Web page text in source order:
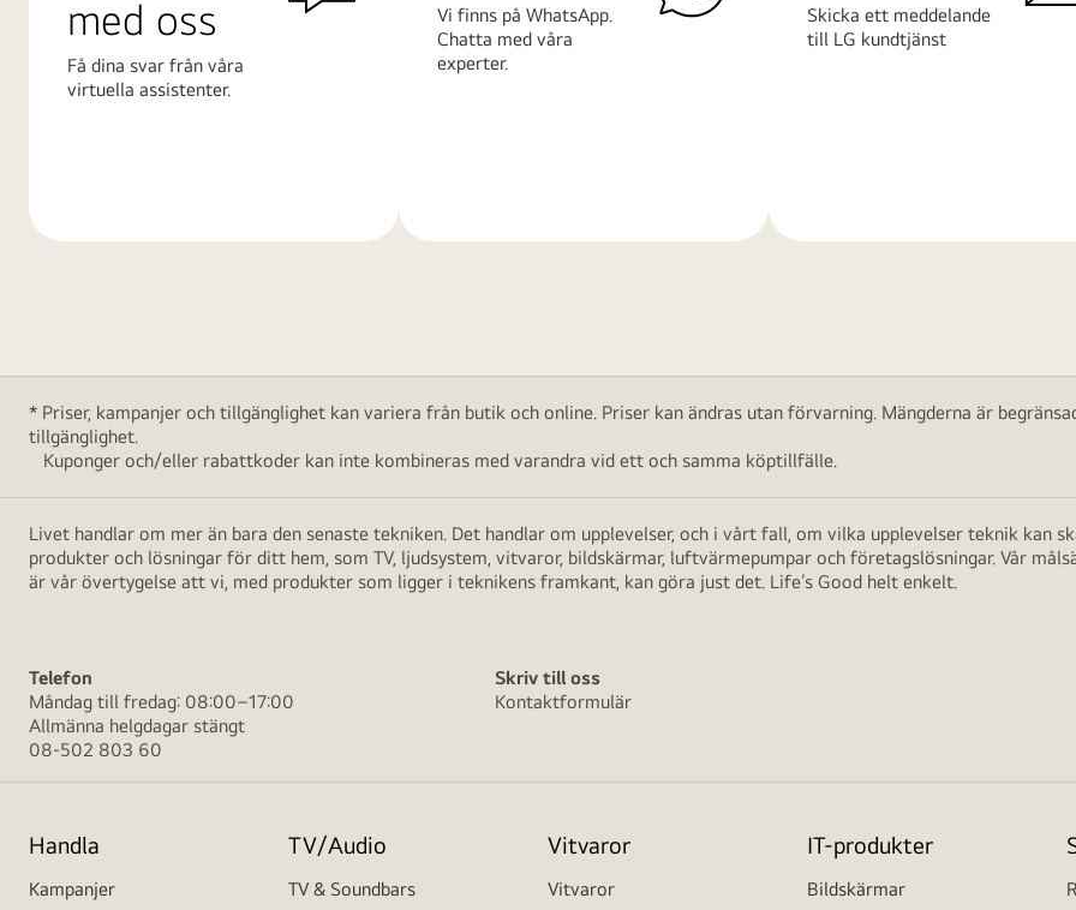
med oss
Få dina svar från våra
virtuella assistenter.
Vi finns på WhatsApp.
Chatta med våra
experter.
Skicka ett meddelande
till LG kundtjänst
* Priser, kampanjer och tillgänglighet kan variera från butik och online. Priser kan ändras utan förvarning. Mängderna är
tillgänglighet.
Kuponger och/eller rabattkoder kan inte kombineras med varandra vid ett och samma köptillfälle.
Livet handlar om mer än bara den senaste tekniken. Det handlar om upplevelser, och i vårt fall, om vilka upplevelser teknik kan
produkter och lösningar för ditt hem, som TV, ljudsystem, vitvaror, bildskärmar, luftvärmepumpar och företagslösningar. Vår
är vår övertygelse att vi, med produkter som ligger i teknikens framkant, kan göra just det. Life’s Good helt enkelt.
Telefon
Måndag till fredag: 08:00–17:00
Allmänna helgdagar stängt
08-502 803 60
Skriv till oss
Kontaktformulär
Handla
Kampanjer
TV/Audio
TV & Soundbars
Vitvaror
Vitvaror
IT-produkter
Bildskärmar